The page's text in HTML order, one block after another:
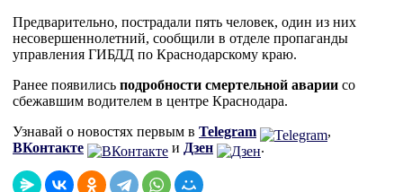
Предварительно, пострадали пять человек, один из них
несовершеннолетний, сообщили в отделе пропаганды
управления ГИБДД по Краснодарскому краю.
Ранее появились подробности смертельной аварии со
сбежавшим водителем в центре Краснодара.
Узнавай о новостях первым в Telegram
,
ВКонтакте
и Дзен .